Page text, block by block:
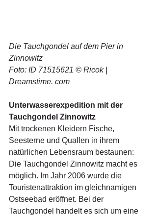
Die Tauchgondel auf dem Pier in
Zinnowitz
Foto: ID 71515621 © Ricok |
Dreamstime. com
Unterwasserexpedition mit der
Tauchgondel Zinnowitz
Mit trockenen Kleidern Fische,
Seesterne und Quallen in ihrem
natürlichen Lebensraum bestaunen:
Die Tauchgondel Zinnowitz macht es
möglich. Im Jahr 2006 wurde die
Touristenattraktion im gleichnamigen
Ostseebad eröffnet. Bei der
Tauchgondel handelt es sich um eine